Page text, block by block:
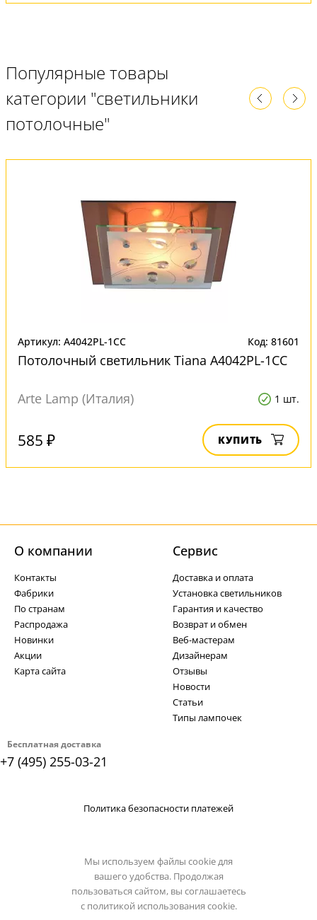
Популярные товары
категории "светильники
потолочные"
Артикул: A4042PL-1CC Код: 81601
Потолочный светильник Tiana A4042PL-1CC
Arte Lamp (Италия) 1 шт.
585 ₽ КУПИТЬ
Бесплатная доставка
+7 (495) 255-03-21
О компании
Контакты
Фабрики
По странам
Распродажа
Новинки
Акции
Карта сайта
Cервис
Доставка и оплата
Установка светильников
Гарантия и качество
Возврат и обмен
Веб-мастерам
Дизайнерам
Отзывы
Новости
Статьи
Типы лампочек
Политика безопасности платежей
Мы используем файлы cookie для
вашего удобства. Продолжая
пользоваться сайтом, вы соглашаетесь
с политикой использования cookie.